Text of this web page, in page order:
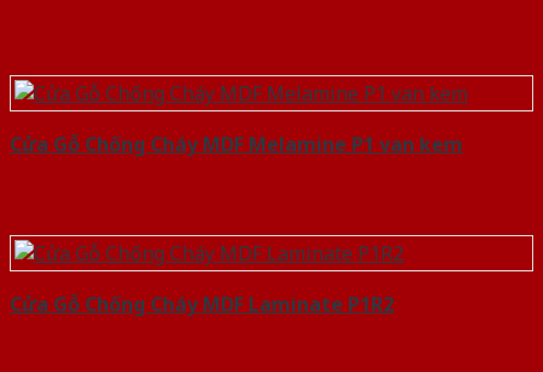
Cửa Gỗ Chống Cháy MDF Melamine P1 van kem
Cửa Gỗ Chống Cháy MDF Laminate P1R2